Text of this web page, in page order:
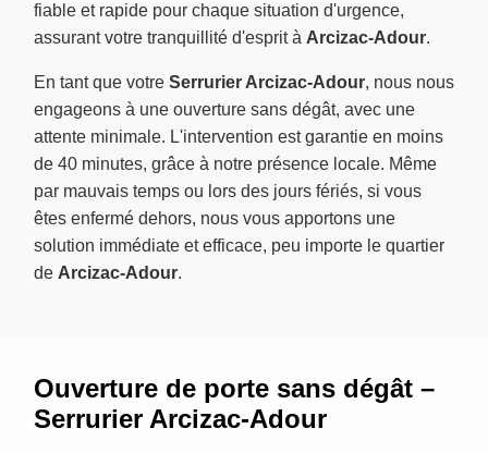
fiable et rapide pour chaque situation d'urgence,
assurant votre tranquillité d'esprit à Arcizac-Adour.
En tant que votre Serrurier Arcizac-Adour, nous nous
engageons à une ouverture sans dégât, avec une
attente minimale. L'intervention est garantie en moins
de 40 minutes, grâce à notre présence locale. Même
par mauvais temps ou lors des jours fériés, si vous
êtes enfermé dehors, nous vous apportons une
solution immédiate et efficace, peu importe le quartier
de Arcizac-Adour.
Ouverture de porte sans dégât –
Serrurier Arcizac-Adour